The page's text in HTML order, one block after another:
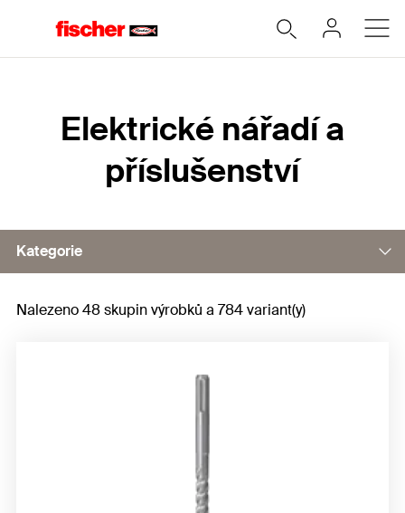
Elektrické nářadí a
příslušenství
Kategorie
Vrtáky a sekáče
Nalezeno 48 skupin výrobků a 784 variant(y)